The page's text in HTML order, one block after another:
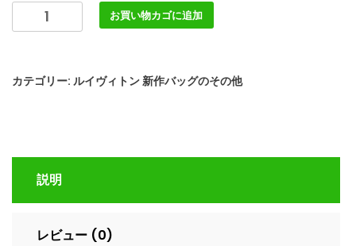
LOUIS
VUITTON
Chain
ル
ー
お買い物カゴに追加
カテゴリー: ルイヴィトン 新作バッグのその他
説明
レビュー (0)